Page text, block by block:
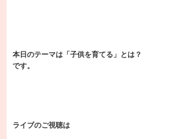
本日のテーマは「子供を育てる」とは？
です。
ライブのご視聴は